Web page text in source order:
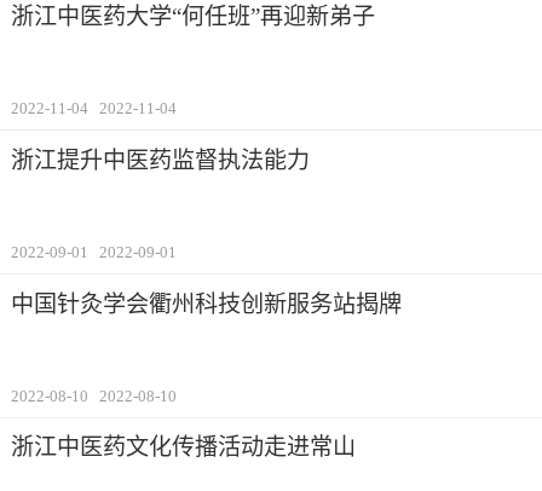
浙江中医药大学“何任班”再迎新弟子
2022-11-04 2022-11-04
浙江提升中医药监督执法能力
2022-09-01 2022-09-01
中国针灸学会衢州科技创新服务站揭牌
2022-08-10 2022-08-10
浙江中医药文化传播活动走进常山